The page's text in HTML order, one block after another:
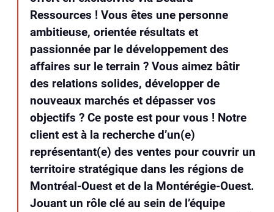
Ressources ! Vous êtes une personne
ambitieuse, orientée résultats et
passionnée par le développement des
affaires sur le terrain ? Vous aimez bâtir
des relations solides, développer de
nouveaux marchés et dépasser vos
objectifs ? Ce poste est pour vous ! Notre
client est à la recherche d’un(e)
représentant(e) des ventes pour couvrir un
territoire stratégique dans les régions de
Montréal-Ouest et de la Montérégie-Ouest.
Jouant un rôle clé au sein de l’équipe